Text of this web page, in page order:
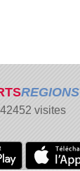
REGIONS
42452 visites